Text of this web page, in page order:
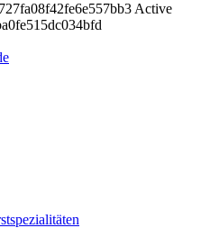
Active